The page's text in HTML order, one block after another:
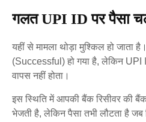
गलत UPI ID पर पैसा
यहीं से मामला थोड़ा मुश्किल हो
(Successful) हो गया है, लेकिन
वापस नहीं होता।
इस स्थिति में आपकी बैंक रिसीवर की
भेजती है, लेकिन पैसा तभी लौटता है जब